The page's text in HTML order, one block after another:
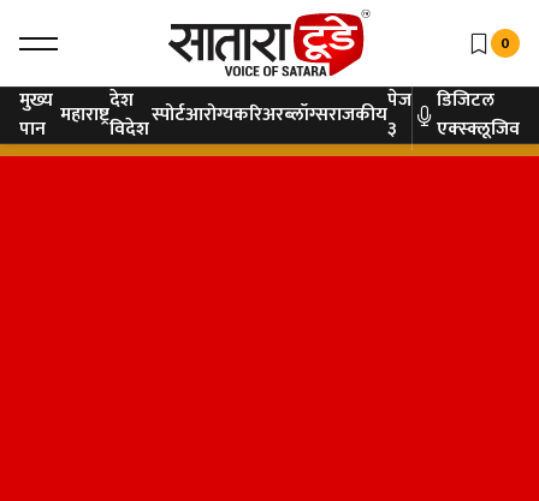
0
मुख्य
पान महाराष्ट्रदेश
विदेशस्पोर्टआरोग्यकरिअरब्लॉग्सराजकीयपेज
३
डिजिटल
एक्स्क्लूजिव